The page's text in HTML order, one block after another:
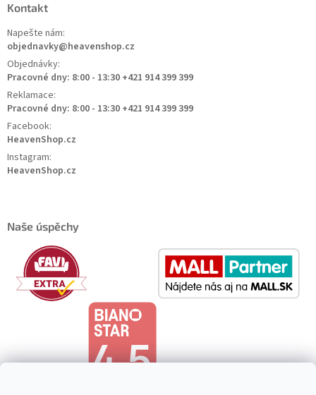
Kontakt
Napešte nám:
objednavky@heavenshop.cz
Objednávky:
Pracovné dny: 8:00 - 13:30 +421 914 399 399
Reklamace:
Pracovné dny: 8:00 - 13:30 +421 914 399 399
Facebook:
HeavenShop.cz
Instagram:
HeavenShop.cz
Naše úspěchy